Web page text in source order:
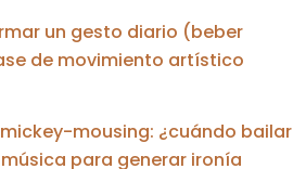
un gesto diario (beber
de movimiento artístico
mousing: ¿cuándo bailar
para generar ironía